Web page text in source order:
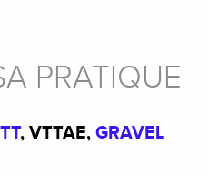
PRATIQUE
, VTTAE, GRAVEL